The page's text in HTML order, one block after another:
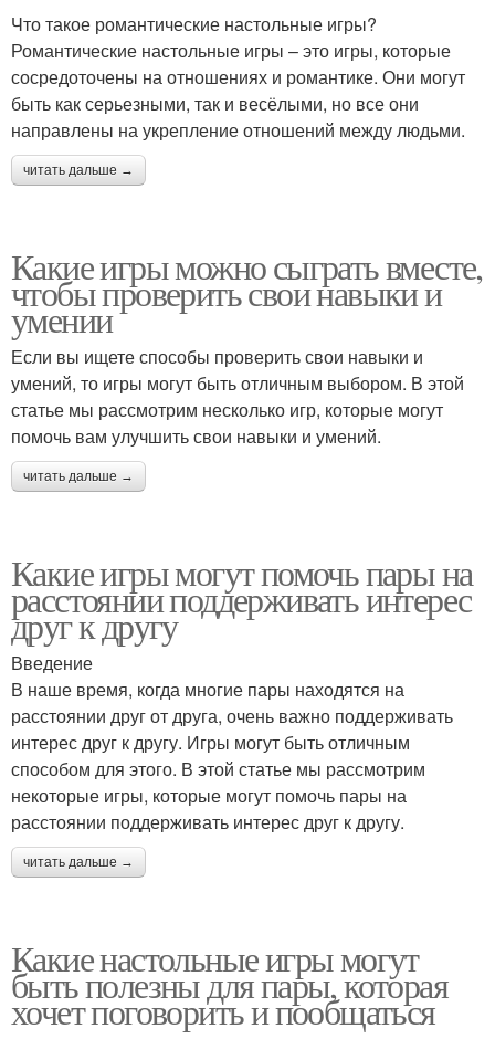
Что такое романтические настольные игры?
Романтические настольные игры – это игры, которые
сосредоточены на отношениях и романтике. Они могут
быть как серьезными, так и весёлыми, но все они
направлены на укрепление отношений между людьми.
читать дальше →
Какие игры можно сыграть вместе,
чтобы проверить свои навыки и
умении
Если вы ищете способы проверить свои навыки и
умений, то игры могут быть отличным выбором. В этой
статье мы рассмотрим несколько игр, которые могут
помочь вам улучшить свои навыки и умений.
читать дальше →
Какие игры могут помочь пары на
расстоянии поддерживать интерес
друг к другу
Введение
В наше время, когда многие пары находятся на
расстоянии друг от друга, очень важно поддерживать
интерес друг к другу. Игры могут быть отличным
способом для этого. В этой статье мы рассмотрим
некоторые игры, которые могут помочь пары на
расстоянии поддерживать интерес друг к другу.
читать дальше →
Какие настольные игры могут
быть полезны для пары, которая
хочет поговорить и пообщаться